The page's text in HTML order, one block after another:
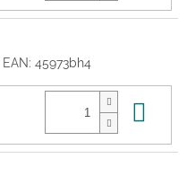
EAN: 45973bh4